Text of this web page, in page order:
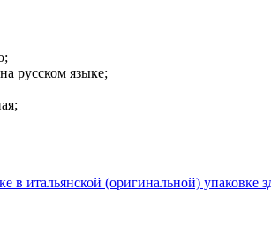
русском языке;
в итальянской (оригинальной) упаковке